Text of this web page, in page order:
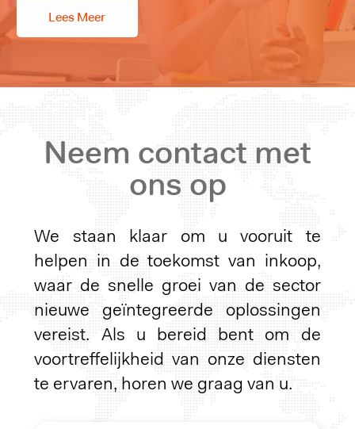
Lees Meer
Neem contact met
ons op
We staan ​​klaar om u vooruit te
helpen in de toekomst van inkoop,
waar de snelle groei van de sector
nieuwe geïntegreerde oplossingen
vereist. Als u bereid bent om de
voortreffelijkheid van onze diensten
te ervaren, horen we graag van u.